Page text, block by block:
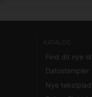
KATALOG
Find dit nye
Datostempler
Nye